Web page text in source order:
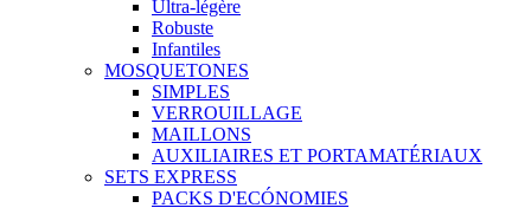
Ultra-légère
Robuste
Infantiles
MOSQUETONES
SIMPLES
VERROUILLAGE
MAILLONS
AUXILIAIRES ET PORTAMATÉRIAUX
SETS EXPRESS
PACKS D'ECÓNOMIES